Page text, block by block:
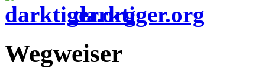
darktiger.org
Wegweiser